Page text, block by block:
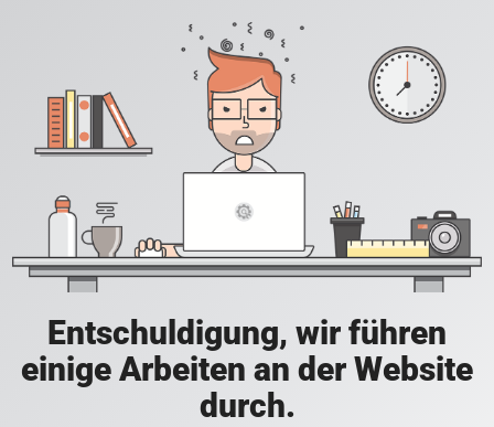
Entschuldigung, wir führen
einige Arbeiten an der Website
durch.